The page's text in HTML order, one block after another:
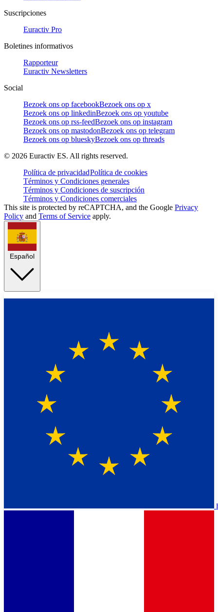
Suscripciones
Euractiv Pro
Boletines informativos
Rapporteur
Euractiv Newsletters
Social
Bezoek ons op facebookBezoek ons op x
Bezoek ons op linkedinBezoek ons op youtube
Bezoek ons op rss-feedBezoek ons op instagram
Bezoek ons op mastodonBezoek ons op telegram
Bezoek ons op blueskyBezoek ons op threads
© 2026 Euractiv ES. All rights reserved.
Política de privacidadPolítica de cookies
Términos y Condiciones generales
Términos y Condiciones de suscripción
Términos y Condiciones comerciales
This site is protected by reCAPTCHA, and the Google Privacy
Policy and Terms of Service apply.
Español